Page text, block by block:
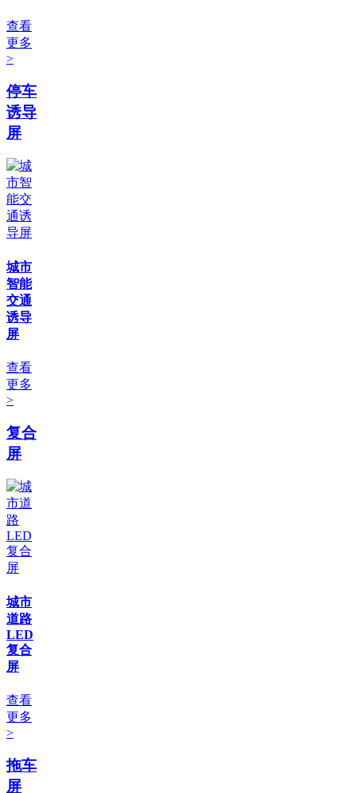
查看
更多
>
停车
诱导
屏
城市
智能
交通
诱导
屏
查看
更多
>
复合
屏
城市
道路
LED
复合
屏
查看
更多
>
拖车
屏